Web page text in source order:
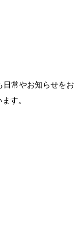
日常やお知らせをお
す。